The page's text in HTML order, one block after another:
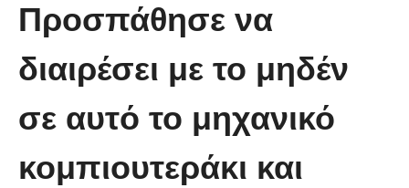
άτυχη μέρα στη δουλειά
Προσπάθησε να
διαιρέσει με το μηδέν
σε αυτό το μηχανικό
κομπιουτεράκι και